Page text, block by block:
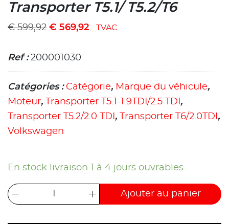
Transporter T5.1/ T5.2/T6
€599,92 € 569,92 TVAC
Ref :200001030
Catégories : Catégorie, Marque du véhicule,
Moteur, Transporter T5.1-1.9TDI/2.5 TDI ,
Transporter T5.2/2.0 TDI , Transporter T6/2.0TDI ,
Volkswagen
En stock livraison 1 à 4 jours ouvrables
Ajouter au panier